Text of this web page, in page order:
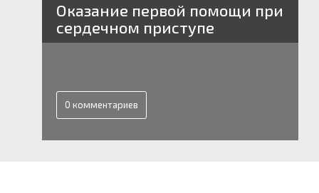
Оказание первой помощи при
сердечном приступе
0 комментариев